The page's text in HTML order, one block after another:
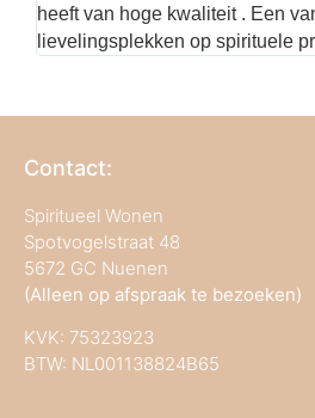
heeft van hoge kwaliteit . Een
lievelingsplekken op spirituele
Contact:
Spiritueel Wonen
Spotvogelstraat 48
5672 GC Nuenen
(Alleen op afspraak te bezoeken)
KVK: 75323923
BTW: NL001138824B65